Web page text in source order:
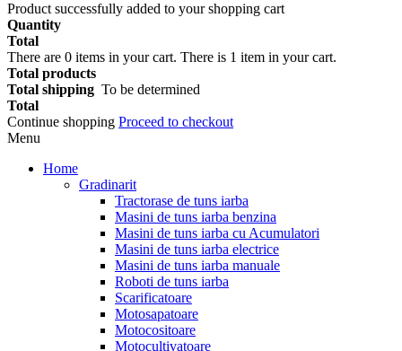
Product successfully added to your shopping cart
Quantity
Total
There are 0 items in your cart. There is 1 item in your cart.
Total products
Total shipping To be determined
Total
Continue shopping Proceed to checkout
Menu
Home
Gradinarit
Tractorase de tuns iarba
Masini de tuns iarba benzina
Masini de tuns iarba cu Acumulatori
Masini de tuns iarba electrice
Masini de tuns iarba manuale
Roboti de tuns iarba
Scarificatoare
Motosapatoare
Motocositoare
Motocultivatoare